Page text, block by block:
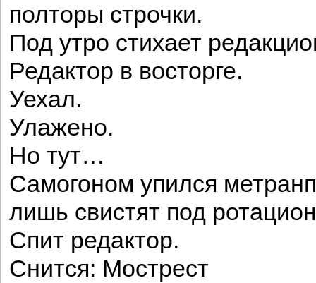
полторы строчки.
Под утро стихает
Редактор в восторге.
Уехал.
Улажено.
Но тут…
Самогоном упился
лишь свистят под
Спит редактор.
Снится: Мострест